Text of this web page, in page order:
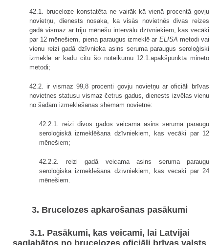
42.1. bruceloze konstatēta ne vairāk kā vienā procentā govju
novietņu, dienests nosaka, ka visās novietnēs divas reizes
gadā vismaz ar triju mēnešu intervālu dzīvniekiem, kas vecāki
par 12 mēnešiem, piena paraugus izmeklē ar ELISA metodi vai
vienu reizi gadā dzīvnieka asins seruma paraugus seroloģiski
izmeklē ar kādu citu šo noteikumu 12.1.apakšpunktā minēto
metodi;
42.2. ir vismaz 99,8 procenti govju novietņu ar oficiāli brīvas
novietnes statusu vismaz četrus gadus, dienests izvēlas vienu
no šādām izmeklēšanas shēmām novietnē:
42.2.1. reizi divos gados veicama asins seruma paraugu
seroloģiskā izmeklēšana dzīvniekiem, kas vecāki par 12
mēnešiem;
42.2.2. reizi gadā veicama asins seruma paraugu
seroloģiskā izmeklēšana dzīvniekiem, kas vecāki par 24
mēnešiem.
3. Brucelozes apkarošanas pasākumi
3.1. Pasākumi, kas veicami, lai Latvijai